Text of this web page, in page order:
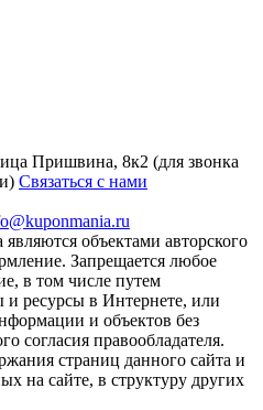
Пришвина, 8к2 (для звонка
Связаться с нами
объектами авторского
Запрещается любое
в том числе путем
и ресурсы в Интернете, или
и объектов без
согласия правообладателя.
страниц данного сайта и
на сайте, в структуру других